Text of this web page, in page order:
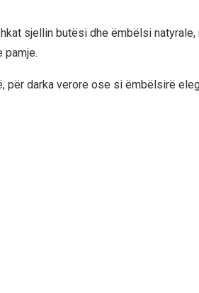
sjellin butësi dhe ëmbëlsi natyrale,
pamje.
për darka verore ose si ëmbëlsirë